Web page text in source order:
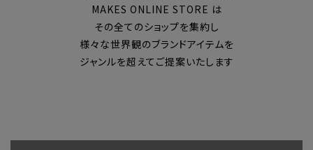
MAKES ONLINE STORE は
その全てのショップを集約し
様々な世界観のブランドアイテムを
ジャンルを超えてご提案いたします